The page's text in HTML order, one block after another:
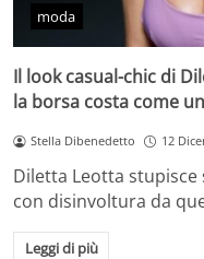
moda
Il look casual-chic di
la borsa costa come
Stella Dibenedetto 12
Diletta Leotta
con disinvoltura da
Leggi di più